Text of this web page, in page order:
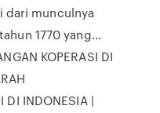
dari munculnya
1770 yang…
KOPERASI DI
DI INDONESIA |